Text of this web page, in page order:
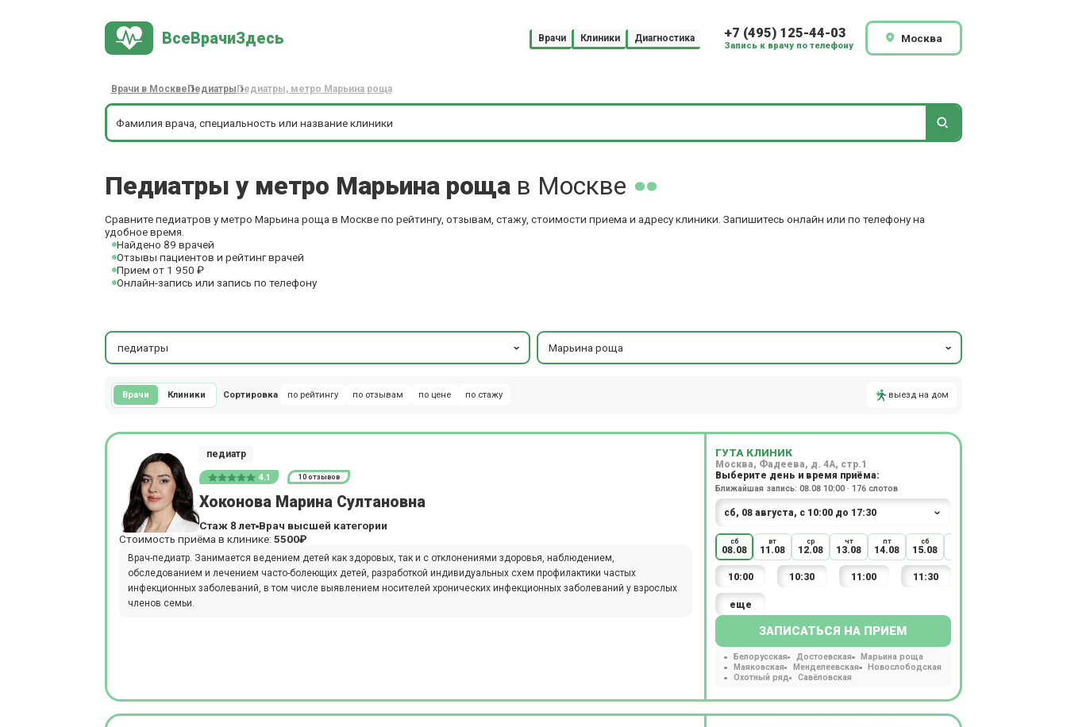
ВсеВрачиЗдесь Врачи Клиники Диагностика +7 (495) 125-44-03
Запись к врачу по телефону
Москва
Врачи в Москве Педиатры Педиатры, метро Марьина роща
Педиатры у метро Марьина роща в Москве
Сравните педиатров у метро Марьина роща в Москве по рейтингу, отзывам, стажу, стоимости приема и адресу клиники. Запишитесь онлайн или по телефону на
удобное время.
Найдено 89 врачей
Отзывы пациентов и рейтинг врачей
Прием от 1 950 ₽
Онлайн-запись или запись по телефону
педиатры Марьина роща
Врачи Клиники Сортировка по рейтингу по отзывам по цене по стажу выезд на дом
педиатр
4.1 10 отзывов
Хоконова Марина Султановна
Стаж 8 лет Врач высшей категории
Стоимость приёма в клинике: 5500₽
Врач-педиатр. Занимается ведением детей как здоровых, так и с отклонениями здоровья, наблюдением,
обследованием и лечением часто-болеющих детей, разработкой индивидуальных схем профилактики частых
инфекционных заболеваний, в том числе выявлением носителей хронических инфекционных заболеваний у взрослых
членов семьи.
ГУТА КЛИНИК
Москва, Фадеева, д. 4А, стр.1
Выберите день и время приёма:
Ближайшая запись: 08.08 10:00 · 176 слотов
сб
08.08
вт
11.08
ср
12.08
чт
13.08
пт
14.08
сб
15.08
10:00 10:30 11:00 11:30
еще
ЗАПИСАТЬСЯ НА ПРИЕМ
Белорусская Достоевская
Марьина роща
Маяковская
Менделеевская
Новослободская
Охотный ряд
Савёловская